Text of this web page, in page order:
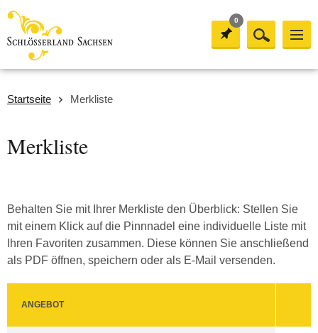
0
Startseite Merkliste
Merkliste
Behalten Sie mit Ihrer Merkliste den Überblick: Stellen Sie
mit einem Klick auf die Pinnnadel eine individuelle Liste mit
Ihren Favoriten zusammen. Diese können Sie anschließend
als PDF öffnen, speichern oder als E-Mail versenden.
ANGEBOT